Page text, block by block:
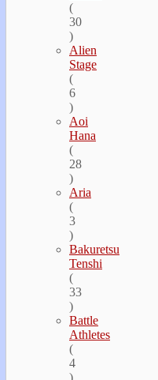
(
30
)
Alien
Stage
(
6
)
Aoi
Hana
(
28
)
Aria
(
3
)
Bakuretsu
Tenshi
(
33
)
Battle
Athletes
(
4
)